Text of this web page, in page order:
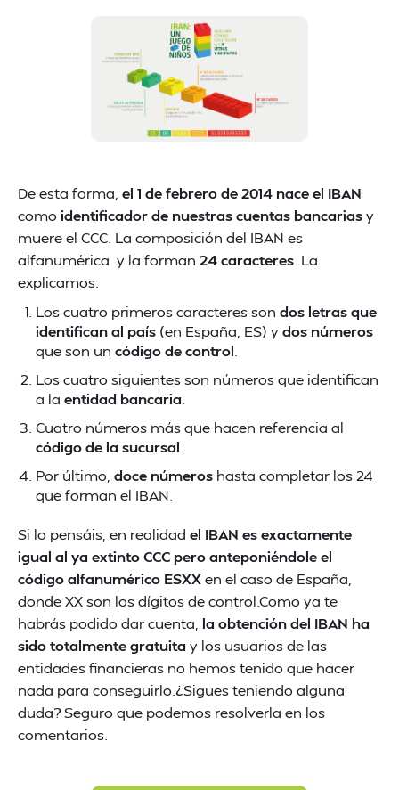
De esta forma, el 1 de febrero de 2014 nace el IBAN
como identificador de nuestras cuentas bancariasy
muere el CCC. La composición del IBAN es
alfanumérica y la forman 24 caracteres . La
explicamos:
Los cuatro primeros caracteres son dos letras que
identifican al país (en España, ES) ydos números
que son un código de control
Los cuatro siguientes son números que identifican
a la entidad bancaria
Cuatro números más que hacen referencia al
código de la sucursal
Por último, doce números hasta completar los 24
que forman el IBAN.
Si lo pensáis, en realidad el IBAN es exactamente
igual al ya extinto CCC pero anteponiéndole el
código alfanumérico ESXXen el caso de España,
donde XX son los dígitos de control.Como ya te
habrás podido dar cuenta, la obtención del IBAN ha
sido totalmente gratuita y los usuarios de las
entidades financieras no hemos tenido que hacer
nada para conseguirlo.¿Sigues teniendo alguna
duda? Seguro que podemos resolverla en los
comentarios.